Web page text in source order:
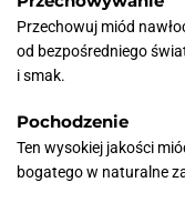
Przechowuj miód
od bezpośredniego
i smak.
Pochodzenie
Ten wysokiej jakości
bogatego w naturalne